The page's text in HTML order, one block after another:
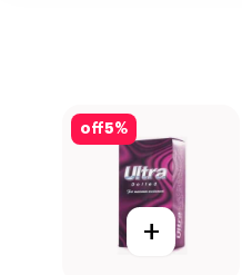
5%
off
+